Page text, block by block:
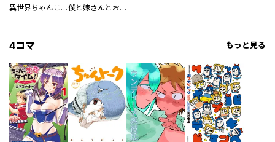
異世界ちゃんこ～横綱目前に召喚されたんだが～ 【連載版】 僕と嫁さんとお酒の関係
4コマ もっと見る